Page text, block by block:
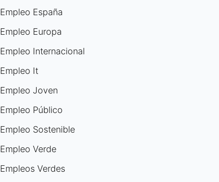
Empleo España
Empleo Europa
Empleo Internacional
Empleo It
Empleo Joven
Empleo Público
Empleo Sostenible
Empleo Verde
Empleos Verdes